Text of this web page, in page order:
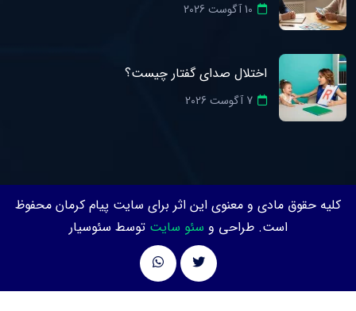
10 آگوست 2026
اختلال صدای گفتار چیست؟
7 آگوست 2026
کلیه حقوق مادی و معنوی این اثر برای سایت پیام کرمان محفوظ
است. طراحی و سئو سایت توسط سئوسیار